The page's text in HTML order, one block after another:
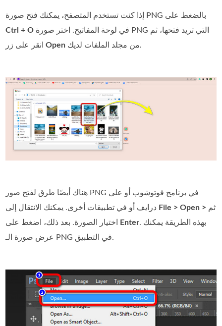
إذا كنت تستخدم المتصفح، يمكنك فتح صورة PNG بالضغط على
Ctrl + O
انقر على زرOpen من مجلد الملفات لديك.
هناك أيضًا طرق لفتح صور PNG في برنامج فوتوشوب أو على
File > Open >
Enter. بهذه الطريقة يمكنك
عرض صورة الـ PNG في التطبيق.